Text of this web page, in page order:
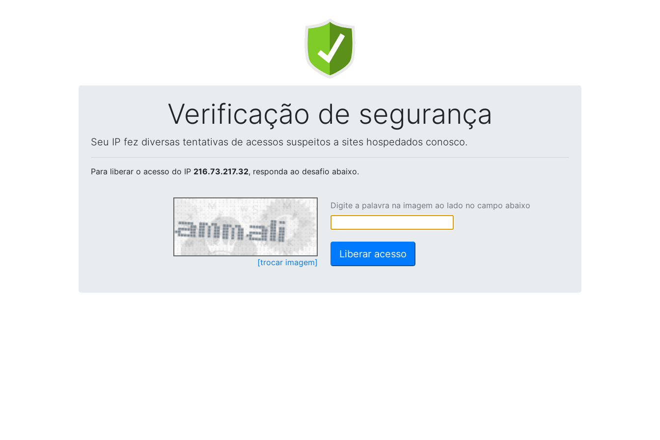
Verificação de segurança
Seu IP fez diversas tentativas de acessos suspeitos a sites hospedados conosco.
Para liberar o acesso do IP 216.73.217.32, responda ao desafio abaixo.
[trocar imagem]
Digite a palavra na imagem ao lado no campo abaixo